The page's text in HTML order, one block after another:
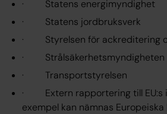
· Statens energimyndighet
· Statens jordbruksverk
· Styrelsen för ackreditering
· Strålsäkerhetsmyndigheten
· Transportstyrelsen
· Extern rapportering till EU:s
exempel kan nämnas